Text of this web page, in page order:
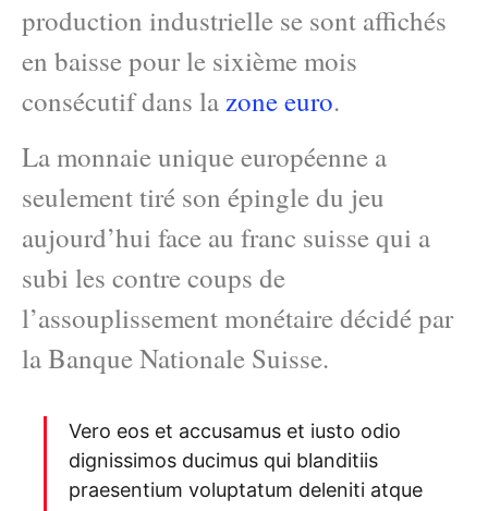
production industrielle se sont affichés
en baisse pour le sixième mois
consécutif dans lazone euro.
La monnaie unique européenne a
seulement tiré son épingle du jeu
aujourd’hui face au franc suisse qui a
subi les contre coups de
l’assouplissement monétaire décidé par
la Banque Nationale Suisse.
Vero eos et accusamus et iusto odio
dignissimos ducimus qui blanditiis
praesentium voluptatum deleniti atque